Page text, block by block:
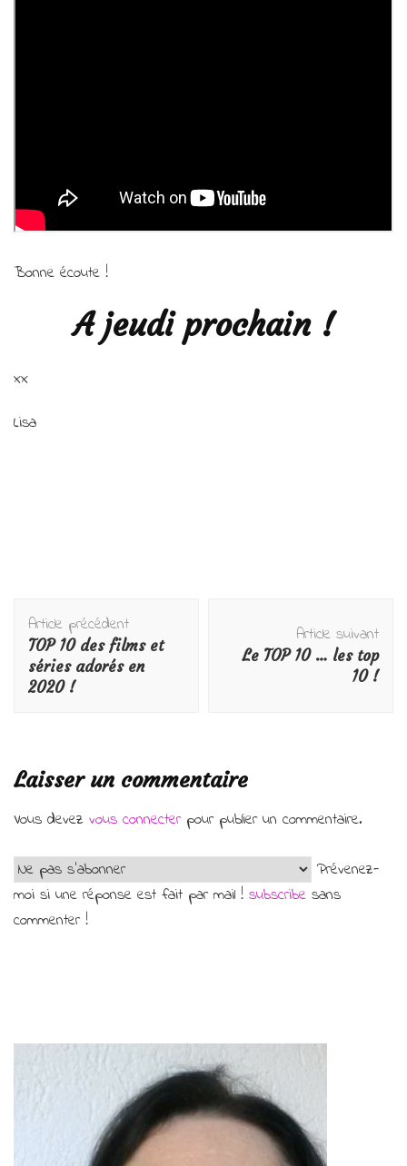
Bonne écoute !
A jeudi prochain !
xx
Lisa
Navigation
d'article
Article précédent
TOP 10 des films et
séries adorés en
2020 !
Article suivant
Le TOP 10 … les top
10 !
Laisser un commentaire
Vous devez vous connecterpour publier un commentaire.
Prévenez-
moi si une réponse est fait par mail ! subscribe sans
commenter !